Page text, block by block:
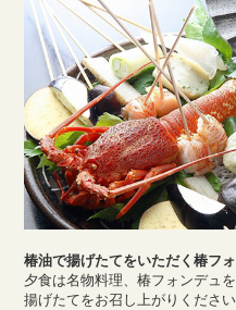
椿油で揚げたてをいただく椿フ
夕食は名物料理、椿フォンデュ
揚げたてをお召し上がりください